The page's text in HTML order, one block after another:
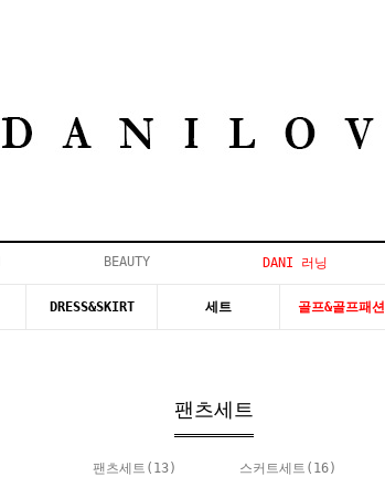
BEAUTY DANI 러닝
DRESS&SKIRT 세트 골프&골프패션
팬츠세트
팬츠세트 (13) 스커트세트 (16)